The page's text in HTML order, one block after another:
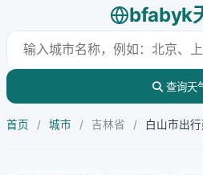
bfabyk
查询天
首页 / 城市 / 吉林省 / 白山市出